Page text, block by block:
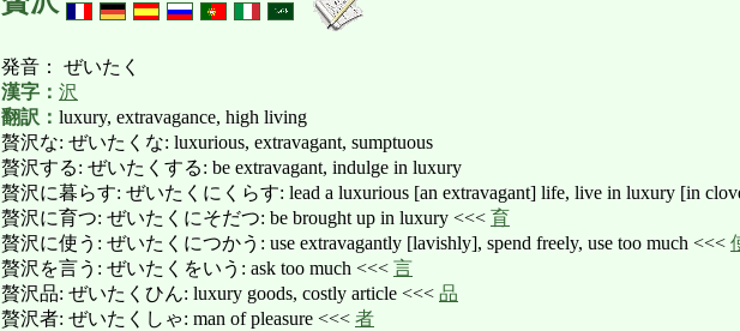
発音： ぜいたく
漢字： 沢
翻訳： luxury, extravagance, high living
贅沢な: ぜいたくな: luxurious, extravagant, sumptuous
贅沢する: ぜいたくする: be extravagant, indulge in luxury
贅沢に暮らす: ぜいたくにくらす: lead a luxurious [an extravagant] life, live in luxury [in
贅沢に育つ: ぜいたくにそだつ: be brought up in luxury <<< 育
贅沢に使う: ぜいたくにつかう: use extravagantly [lavishly], spend freely, use too much <<<
贅沢を言う: ぜいたくをいう: ask too much <<< 言
贅沢品: ぜいたくひん: luxury goods, costly article <<< 品
贅沢者: ぜいたくしゃ: man of pleasure <<< 者